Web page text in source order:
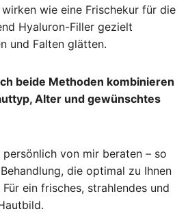
wie eine Frischekur für die
Hyaluron-Filler gezielt
und Falten glätten.
beide Methoden kombinieren
Alter und gewünschtes
persönlich von mir beraten – so
die optimal zu Ihnen
ein frisches, strahlendes und